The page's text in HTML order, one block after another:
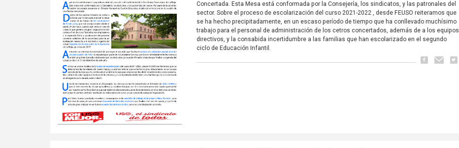
Concertada. Esta Mesa está conformada por la Consejería, los sindicatos, y las patronales del
sector. Sobre el proceso de escolarización del curso 2021-2022 , desde FEUSO reiteramos que
se ha hecho precipitadamente, en un escaso período de tiempo que ha conllevado muchísimo
trabajo para el personal de administración de los cetros concertados, además de a los equipos
directivos, y la consabida incertidumbre a las familias que han escolarizado en el segundo
ciclo de Educación Infantil.